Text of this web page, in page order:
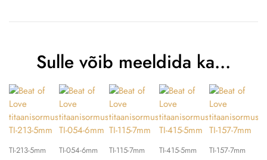
Sulle võib meeldida ka…
TI-213-5mm TI-054-6mm TI-115-7mm TI-415-5mm TI-157-7mm